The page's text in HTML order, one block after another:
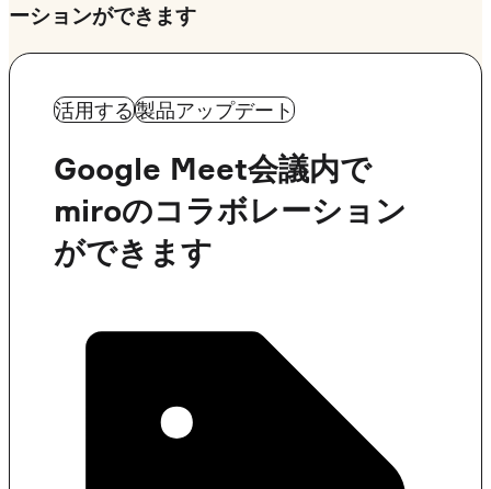
ーションができます
活用する製品アップデート
Google Meet会議内で
miroのコラボレーション
ができます